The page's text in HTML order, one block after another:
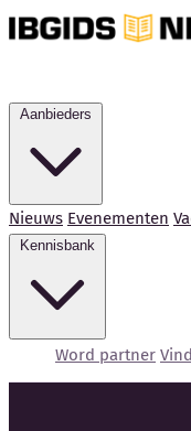
Nieuws Evenementen
Word partner